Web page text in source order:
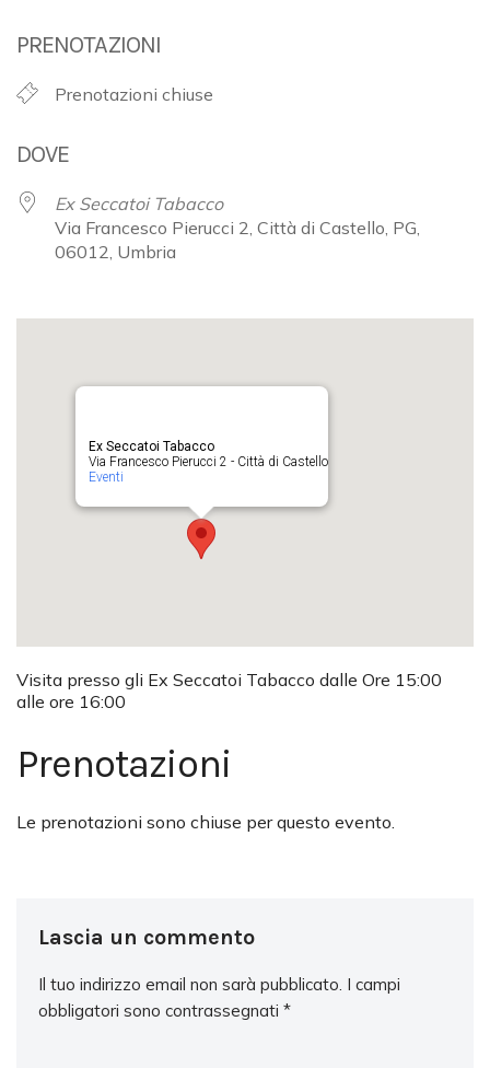
PRENOTAZIONI
Prenotazioni chiuse
DOVE
Ex Seccatoi Tabacco
Via Francesco Pierucci 2, Città di Castello, PG,
06012, Umbria
Ex Seccatoi Tabacco
Via Francesco Pierucci 2 - Città di Castello
Eventi
Visita presso gli Ex Seccatoi Tabacco dalle Ore 15:00
alle ore 16:00
Prenotazioni
Le prenotazioni sono chiuse per questo evento.
Lascia un commento
Il tuo indirizzo email non sarà pubblicato. I campi
obbligatori sono contrassegnati *